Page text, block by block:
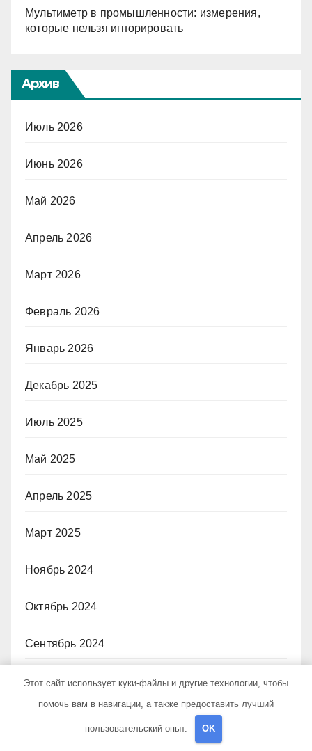
Мультиметр в промышленности: измерения,
которые нельзя игнорировать
Архив
Июль 2026
Июнь 2026
Май 2026
Апрель 2026
Март 2026
Февраль 2026
Январь 2026
Декабрь 2025
Июль 2025
Май 2025
Апрель 2025
Март 2025
Ноябрь 2024
Октябрь 2024
Сентябрь 2024
Август 2024
Этот сайт использует куки-файлы и другие технологии, чтобы
помочь вам в навигации, а также предоставить лучший
пользовательский опыт. OK